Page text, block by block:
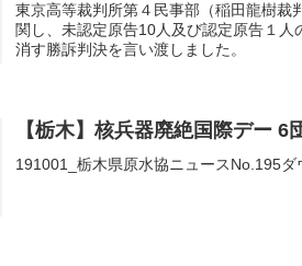
東京高等裁判所第４民事部（稲田龍樹裁
関し、未認定原告10人及び認定原告１
消す勝訴判決を言い渡しました
【栃木】核兵器廃絶国際デー 6
191001_栃木県原水協ニュースNo.195ダ